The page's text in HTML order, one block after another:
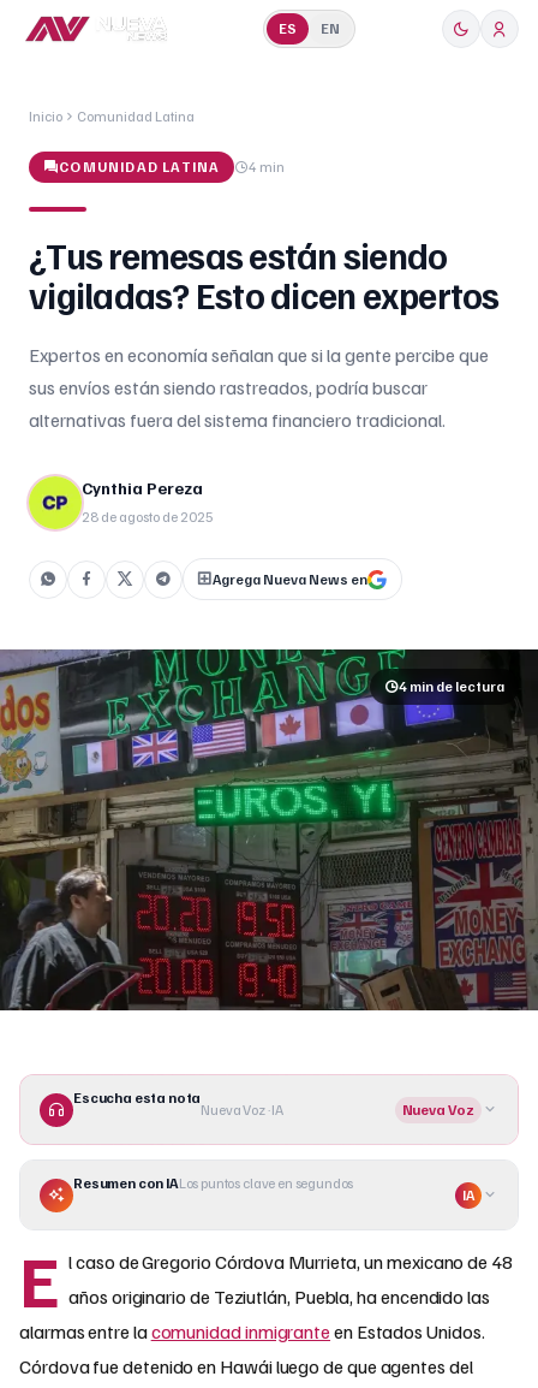
ES EN
Inicio Comunidad Latina
COMUNIDAD LATINA 4 min
¿Tus remesas están siendo
vigiladas? Esto dicen expertos
Expertos en economía señalan que si la gente percibe que
sus envíos están siendo rastreados, podría buscar
alternativas fuera del sistema financiero tradicional.
Cynthia Pereza
28 de agosto de 2025
Agrega Nueva News en
4 minde lectura
Escucha esta nota
Nueva Voz · IA Nueva Voz
Resumen con IALos puntos clave en segundos
IA
E l caso de Gregorio Córdova Murrieta, un mexicano de 48
años originario de Teziutlán, Puebla, ha encendido las
alarmas entre lacomunidad inmigrante en Estados Unidos.
Córdova fue detenido en Hawái luego de que agentes del